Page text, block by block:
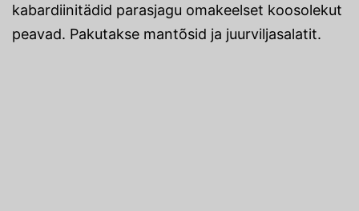
kabardiinitädid parasjagu omakeelset koosolekut
peavad. Pakutakse mantõsid ja juurviljasalatit.